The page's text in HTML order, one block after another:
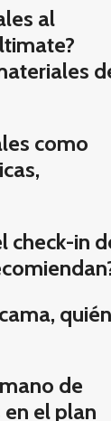
al
como
check-in
quién
de
el plan